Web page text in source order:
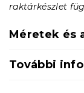
raktárkészlet
Méretek és
További